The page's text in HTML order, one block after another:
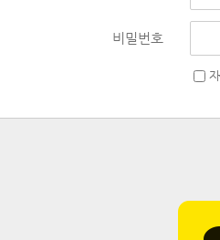
비밀번호